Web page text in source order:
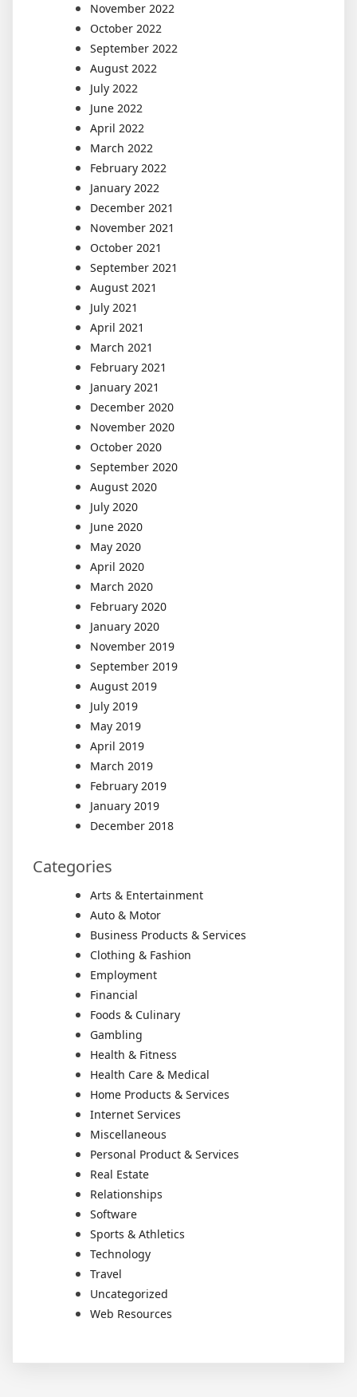
November 2022
October 2022
September 2022
August 2022
July 2022
June 2022
April 2022
March 2022
February 2022
January 2022
December 2021
November 2021
October 2021
September 2021
August 2021
July 2021
April 2021
March 2021
February 2021
January 2021
December 2020
November 2020
October 2020
September 2020
August 2020
July 2020
June 2020
May 2020
April 2020
March 2020
February 2020
January 2020
November 2019
September 2019
August 2019
July 2019
May 2019
April 2019
March 2019
February 2019
January 2019
December 2018
Categories
Arts & Entertainment
Auto & Motor
Business Products & Services
Clothing & Fashion
Employment
Financial
Foods & Culinary
Gambling
Health & Fitness
Health Care & Medical
Home Products & Services
Internet Services
Miscellaneous
Personal Product & Services
Real Estate
Relationships
Software
Sports & Athletics
Technology
Travel
Uncategorized
Web Resources